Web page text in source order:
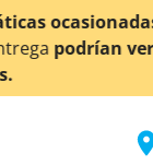
inner">
en
conocer